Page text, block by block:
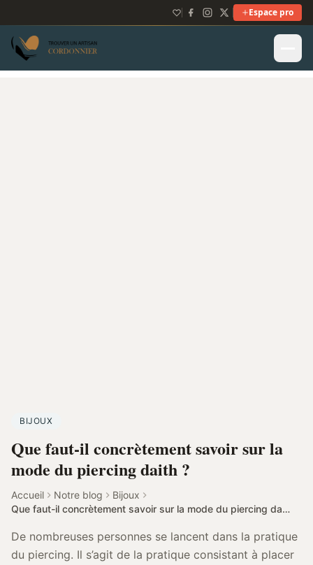
Espace pro
BIJOUX
Que faut-il concrètement savoir sur la
mode du piercing daith ?
Accueil Notre blog
Bijoux
Que faut-il concrètement savoir sur la mode du piercing daith ?
De nombreuses personnes se lancent dans la pratique
du piercing. Il s’agit de la pratique consistant à placer